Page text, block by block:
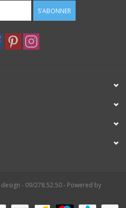
S'ABONNER
- 09/278.52.50 - Powered by